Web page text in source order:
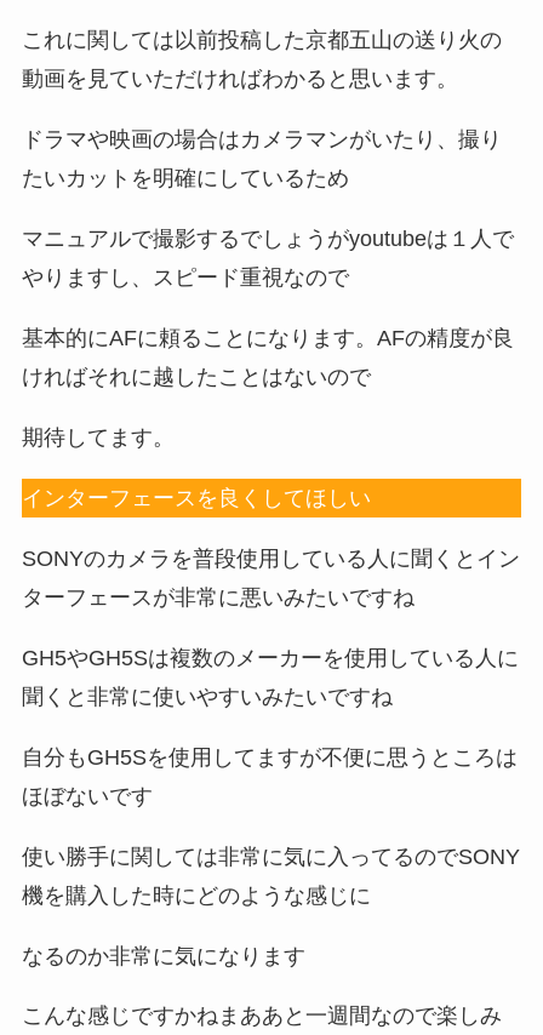
これに関しては以前投稿した京都五山の送り火の
動画を見ていただければわかると思います。
ドラマや映画の場合はカメラマンがいたり、撮り
たいカットを明確にしているため
マニュアルで撮影するでしょうがyoutubeは１人で
やりますし、スピード重視なので
基本的にAFに頼ることになります。AFの精度が良
ければそれに越したことはないので
期待してます。
インターフェースを良くしてほしい
SONYのカメラを普段使用している人に聞くとイン
ターフェースが非常に悪いみたいですね
GH5やGH5Sは複数のメーカーを使用している人に
聞くと非常に使いやすいみたいですね
自分もGH5Sを使用してますが不便に思うところは
ほぼないです
使い勝手に関しては非常に気に入ってるのでSONY
機を購入した時にどのような感じに
なるのか非常に気になります
こんな感じですかねまああと一週間なので楽しみ